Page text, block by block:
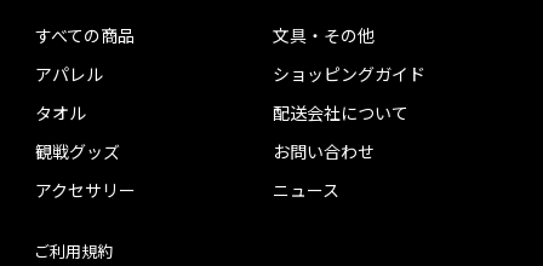
すべての商品
アパレル
タオル
観戦グッズ
アクセサリー
文具・その他
ショッピングガイド
配送会社について
お問い合わせ
ニュース
ご利用規約